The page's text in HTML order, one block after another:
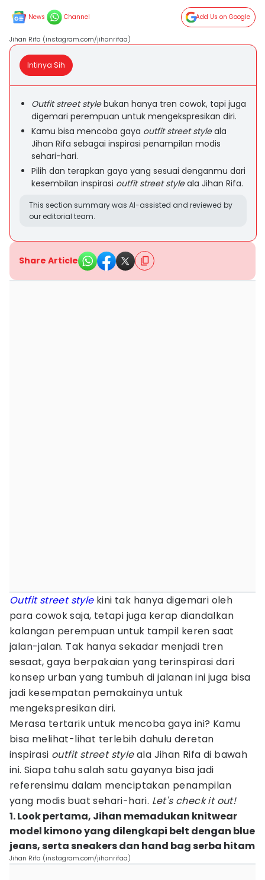
News Channel Add Us on Google
Jihan Rifa (instagram.com/jihanrifaa)
Intinya Sih
Outfit street stylebukan hanya tren cowok, tapi juga
digemari perempuan untuk mengekspresikan diri.
Kamu bisa mencoba gaya outfit street styleala
Jihan Rifa sebagai inspirasi penampilan modis
sehari-hari.
Pilih dan terapkan gaya yang sesuai denganmu dari
kesembilan inspirasi outfit street styleala Jihan Rifa.
This section summary was AI-assisted and reviewed by
our editorial team.
Share Article
Outfit street stylekini tak hanya digemari oleh
para cowok saja, tetapi juga kerap diandalkan
kalangan perempuan untuk tampil keren saat
jalan-jalan. Tak hanya sekadar menjadi tren
sesaat, gaya berpakaian yang terinspirasi dari
konsep urban yang tumbuh di jalanan ini juga bisa
jadi kesempatan pemakainya untuk
mengekspresikan diri.
Merasa tertarik untuk mencoba gaya ini? Kamu
bisa melihat-lihat terlebih dahulu deretan
inspirasi outfit street styleala Jihan Rifa di bawah
ini. Siapa tahu salah satu gayanya bisa jadi
referensimu dalam menciptakan penampilan
yang modis buat sehari-hari. Let's check it out!
1. Look pertama, Jihan memadukan knitwear
model kimono yang dilengkapi belt dengan blue
jeans, serta sneakers dan hand bag serba hitam
Jihan Rifa (instagram.com/jihanrifaa)